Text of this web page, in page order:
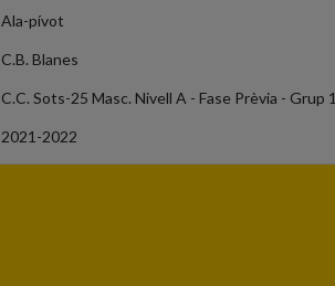
Ala-pívot
C.B. Blanes
C.C. Sots-25 Masc. Nivell A - Fase Prèvia - Grup 1
2021-2022